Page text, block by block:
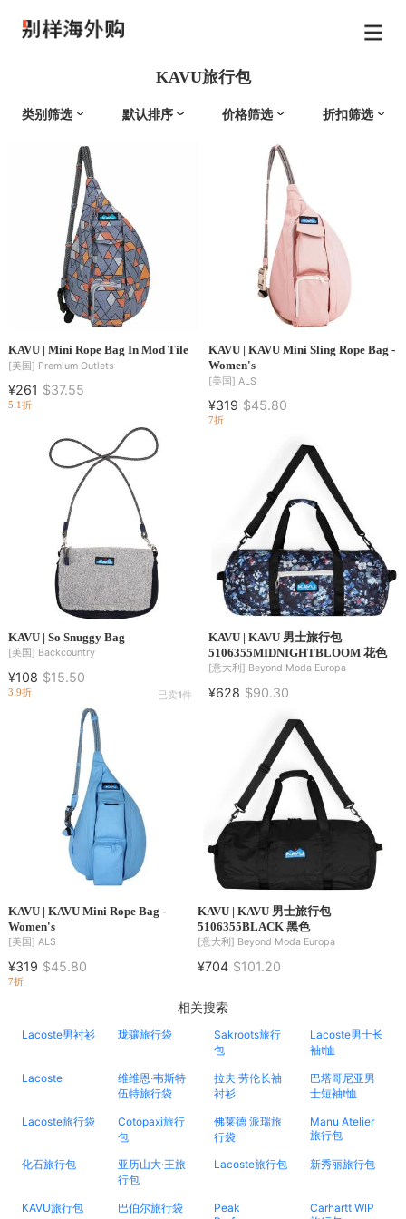
KAVU旅行包
类别筛选 默认排序 价格筛选 折扣筛选
KAVU | Mini Rope Bag In Mod Tile
[美国] Premium Outlets
¥261 $37.55
5.1折
KAVU | KAVU Mini Sling Rope Bag -
Women's
[美国] ALS
¥319 $45.80
7折
KAVU | So Snuggy Bag
[美国] Backcountry
¥108 $15.50
3.9折 已卖1件
KAVU | KAVU 男士旅行包
5106355MIDNIGHTBLOOM 花色
[意大利] Beyond Moda Europa
¥628 $90.30
KAVU | KAVU Mini Rope Bag -
Women's
[美国] ALS
¥319 $45.80
7折
KAVU | KAVU 男士旅行包
5106355BLACK 黑色
[意大利] Beyond Moda Europa
¥704 $101.20
相关搜索
Lacoste男衬衫 珑骧旅行袋
Sakroots旅行
包
Lacoste男士长
袖t恤
Lacoste
维维恩·韦斯特
伍特旅行袋
拉夫·劳伦长袖
衬衫
巴塔哥尼亚男
士短袖t恤
Lacoste旅行袋
Cotopaxi旅行
包
佛莱德 派瑞旅
行袋
Manu Atelier
旅行包
化石旅行包
亚历山大·王旅
行包
Lacoste旅行包 新秀丽旅行包
KAVU旅行包 巴伯尔旅行袋
Peak
Carhartt WIP